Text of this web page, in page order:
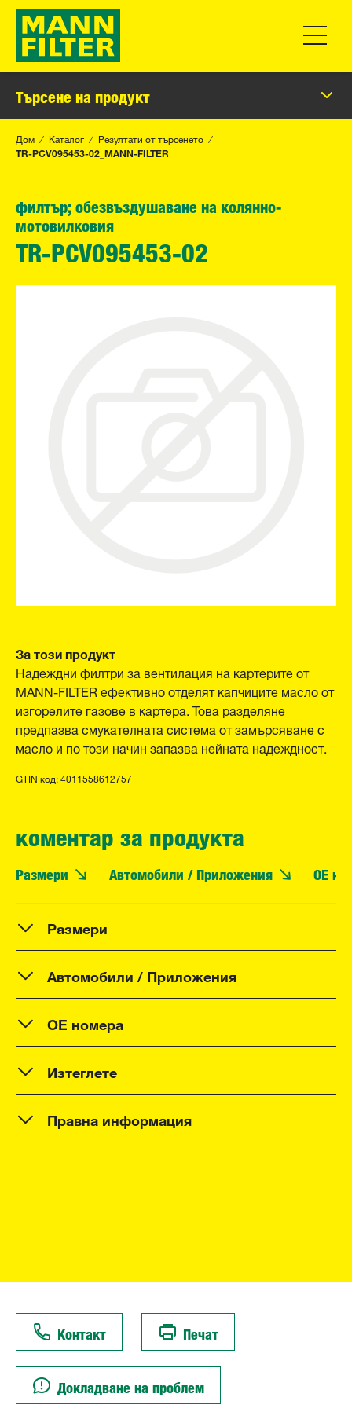
Търсене на продукт
Дом Каталог Резултати от търсенето
TR-PCV095453-02_MANN-FILTER
филтър; обезвъздушаване на колянно-
мотовилковия
TR-PCV095453-02
За този продукт
Надеждни филтри за вентилация на картерите от
MANN-FILTER ефективно отделят капчиците масло от
изгорелите газове в картера. Това разделяне
предпазва смукателната система от замърсяване с
масло и по този начин запазва нейната надеждност.
GTIN код: 4011558612757
коментар за продукта
Размери Автомобили / Приложения OE
Размери
Автомобили / Приложения
OE номера
Изтеглете
Правна информация
Контакт Печат
Докладване на проблем